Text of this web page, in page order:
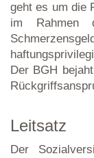
geht es um die
im Rahmen
Der BGH
Leitsatz
Der